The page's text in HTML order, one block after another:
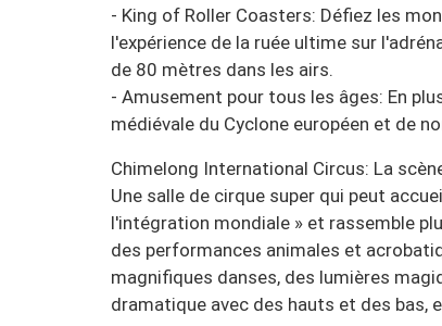
- King of Roller Coasters: Défiez les
l'expérience de la ruée ultime sur
de 80 mètres dans les airs.
- Amusement pour tous les âges: En
médiévale du Cyclone européen et de
Chimelong International Circus: La
Une salle de cirque super qui peut
l'intégration mondiale » et rassemble
des performances animales et
magnifiques danses, des lumières
dramatique avec des hauts et des bas,